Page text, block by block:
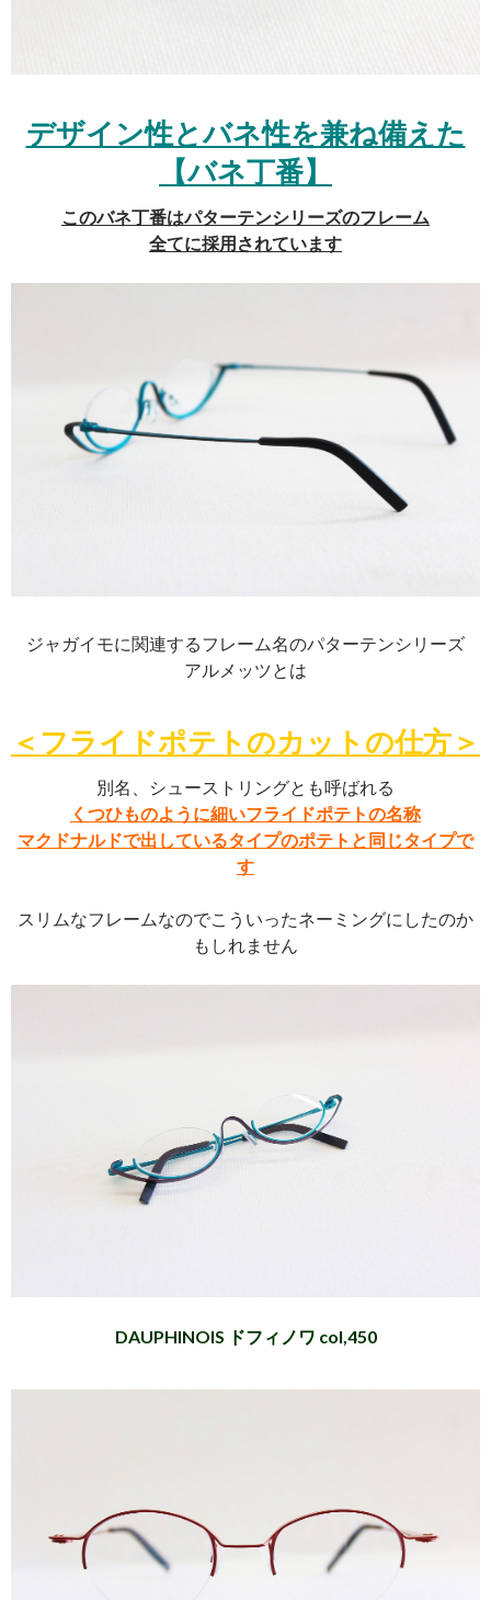
デザイン性とバネ性を兼ね備えた
【バネ丁番】
このバネ丁番はパターテンシリーズのフレーム
全てに採用されています
ジャガイモに関連するフレーム名のパターテンシリーズ
アルメッツとは
＜フライドポテトのカットの仕方＞
別名、シューストリングとも呼ばれる
くつひものように細いフライドポテトの名称
マクドナルドで出しているタイプのポテトと同じタイプで
す
スリムなフレームなのでこういったネーミングにしたのか
もしれません
DAUPHINOIS ドフィノワ col,450